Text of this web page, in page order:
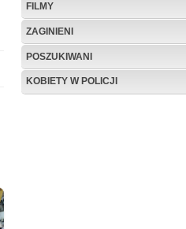
FILMY
ZAGINIENI
POSZUKIWANI
KOBIETY W POLICJI